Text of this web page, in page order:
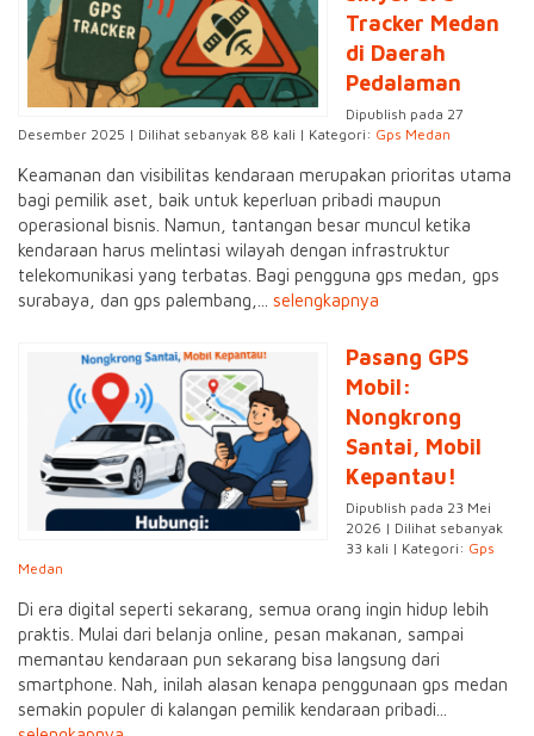
Tracker Medan
di Daerah
Pedalaman
Dipublish pada 27
Desember 2025 | Dilihat sebanyak 88 kali | Kategori: Gps Medan
Keamanan dan visibilitas kendaraan merupakan prioritas utama
bagi pemilik aset, baik untuk keperluan pribadi maupun
operasional bisnis. Namun, tantangan besar muncul ketika
kendaraan harus melintasi wilayah dengan infrastruktur
telekomunikasi yang terbatas. Bagi pengguna gps medan, gps
surabaya, dan gps palembang,... selengkapnya
Pasang GPS
Mobil:
Nongkrong
Santai, Mobil
Kepantau!
Dipublish pada 23 Mei
2026 | Dilihat sebanyak
33 kali | Kategori: Gps
Medan
Di era digital seperti sekarang, semua orang ingin hidup lebih
praktis. Mulai dari belanja online, pesan makanan, sampai
memantau kendaraan pun sekarang bisa langsung dari
smartphone. Nah, inilah alasan kenapa penggunaan gps medan
semakin populer di kalangan pemilik kendaraan pribadi...